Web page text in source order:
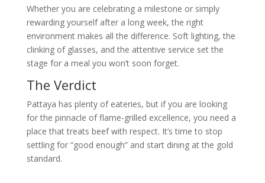
Whether you are celebrating a milestone or simply
rewarding yourself after a long week, the right
environment makes all the difference. Soft lighting, the
clinking of glasses, and the attentive service set the
stage for a meal you won’t soon forget.
The Verdict
Pattaya has plenty of eateries, but if you are looking
for the pinnacle of flame-grilled excellence, you need a
place that treats beef with respect. It’s time to stop
settling for “good enough” and start dining at the gold
standard.